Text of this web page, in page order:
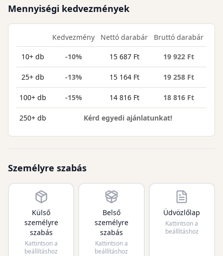
Mennyiségi kedvezmények
Kedvezmény Nettó darabár Bruttó darabár
10+ db -10% 15 687 Ft 19 922 Ft
25+ db -13% 15 164 Ft 19 258 Ft
100+ db -15% 14 816 Ft 18 816 Ft
250+ db Kérd egyedi ajánlatunkat!
Személyre szabás
Külső
személyre
szabás
Kattintson a
beállításhoz
Belső
személyre
szabás
Kattintson a
beállításhoz
Üdvözlőlap
Kattintson a
beállításhoz